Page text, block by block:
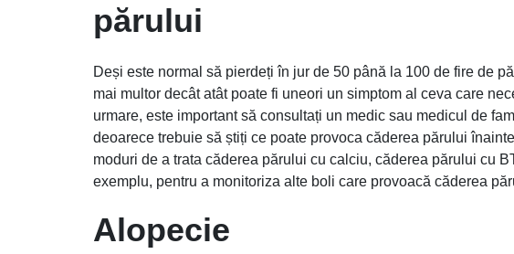
părului
Deși este normal să pierdeți în jur de 50 până la 100 de fire de
mai multor decât atât poate fi uneori un simptom al ceva care
urmare, este important să consultați un medic sau medicul de
deoarece trebuie să știți ce poate provoca căderea părului
moduri de a trata căderea părului cu calciu, căderea părului cu
exemplu, pentru a monitoriza alte boli care provoacă căderea
Alopecie